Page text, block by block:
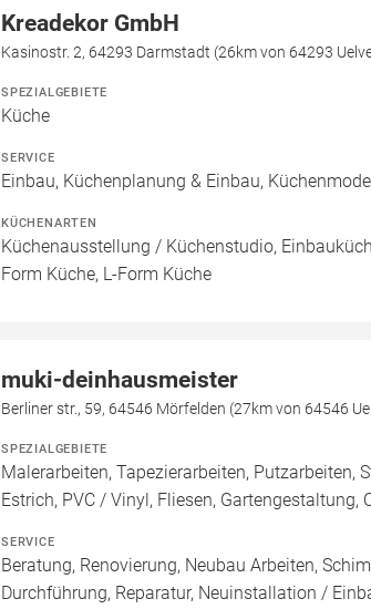
Kreadekor GmbH
Kasinostr. 2, 64293 Darmstadt (26km von 64293
SPEZIALGEBIETE
Küche
SERVICE
Einbau, Küchenplanung & Einbau,
KÜCHENARTEN
Küchenausstellung / Küchenstudio,
Form Küche, L-Form Küche
muki-deinhausmeister
Berliner str., 59, 64546 Mörfelden (27km von 64546
SPEZIALGEBIETE
Malerarbeiten, Tapezierarbeiten, Putzarbeiten,
Estrich, PVC / Vinyl, Fliesen, Gartengestaltung,
SERVICE
Beratung, Renovierung, Neubau Arbeiten,
Durchführung, Reparatur, Neuinstallation /